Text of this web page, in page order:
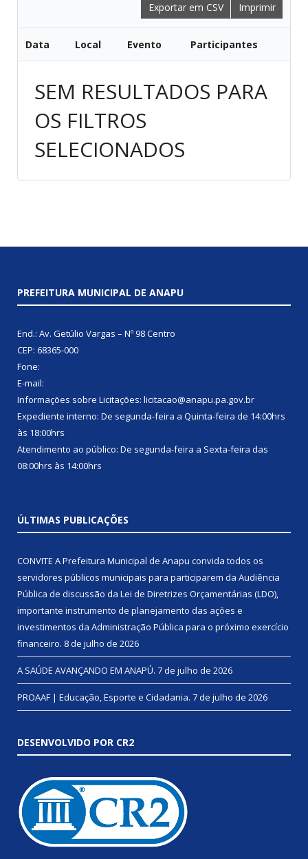
Exportar em CSV Imprimir
Data Local Evento Participantes
SEM RESULTADOS PARA
OS FILTROS
SELECIONADOS
PREFEITURA MUNICIPAL DE ANAPU
End.: Av. Getúlio Vargas – Nº 98 Centro
CEP: 68365-000
Fone:
E-mail:
Informações sobre Licitações: licitacao@anapu.pa.gov.br
Expediente interno: De segunda-feira a Quinta-feira de 14:00hrs
às 18:00hrs
Atendimento ao público: De segunda-feira a Sexta-feira das
08:00hrs às 14:00hrs
ÚLTIMAS PUBLICAÇÕES
CONVITE A Prefeitura Municipal de Anapu convida todos os
servidores públicos municipais para participarem da Audiência
Pública de discussão da Lei de Diretrizes Orçamentárias (LDO),
importante instrumento de planejamento das ações e
investimentos da Administração Pública para o próximo exercício
financeiro. 8 de julho de 2026
A SAÚDE AVANÇANDO EM ANAPÚ. 7 de julho de 2026
PROAAF | Educação, Esporte e Cidadania. 7 de julho de 2026
DESENVOLVIDO POR CR2